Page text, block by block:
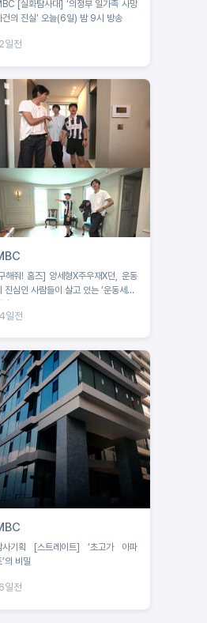
[실화탐사대] ‘의정부 일가족 사망
건의 진실’ 오늘(6일) 밤 9시 방송
2일전
줘! 홈즈] 양세형X주우재X던, 운동
진심인 사람들이 살고 있는 ‘운동세권’
임장!
4일전
사기획 [스트레이트] ‘초고가 아파
’의 비밀
6일전